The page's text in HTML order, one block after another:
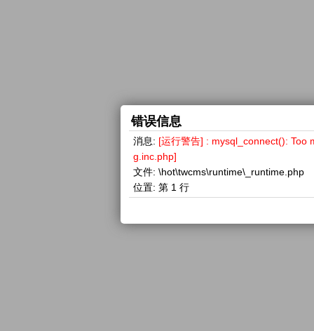
错误信息
消息: [运行警告] : mysql_connect(): Too
g.inc.php]
文件: \hot\twcms\runtime\_runtime.php
位置: 第 1 行